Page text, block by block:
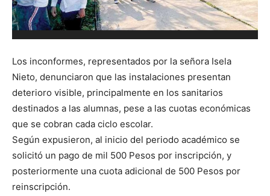
Los inconformes, representados por la señora Isela
Nieto, denunciaron que las instalaciones presentan
deterioro visible, principalmente en los sanitarios
destinados a las alumnas, pese a las cuotas económicas
que se cobran cada ciclo escolar.
Según expusieron, al inicio del periodo académico se
solicitó un pago de mil 500 Pesos por inscripción, y
posteriormente una cuota adicional de 500 Pesos por
reinscripción.